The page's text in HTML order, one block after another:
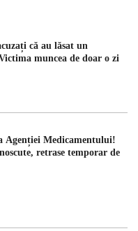
că au lăsat un
muncea de doar o zi
Agenției Medicamentului!
retrase temporar de